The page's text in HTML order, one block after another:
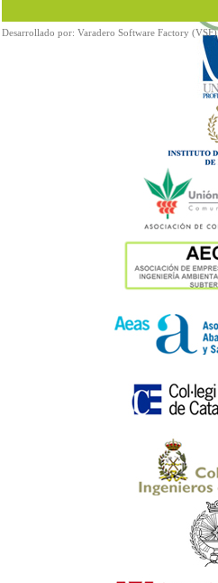
Desarrollado por: Varadero Software Factory (VSF)